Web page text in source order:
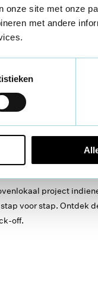
onze site met onze
met andere
voor
project
voor stap. Ontdek
off.